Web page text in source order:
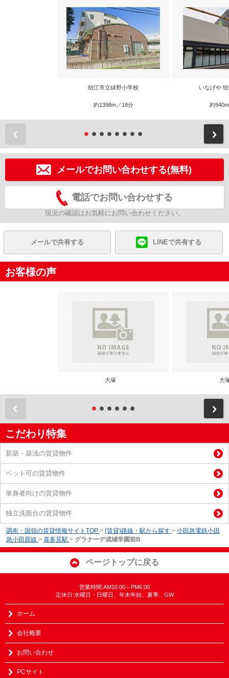
狛江市立緑野小学校
約1398m／18分
いなげや
約
メールでお問い合わせする(無料)
電話でお問い合わせする
現況の確認はお気軽にお問い合わせください。
メールで共有する LINEで共有する
お客様の声
大塚 大
こだわり特集
新築・築浅の賃貸物件
ペット可の賃貸物件
単身者向けの賃貸物件
独立洗面台の賃貸物件
調布・国領の賃貸情報サイトTOP > (賃貸)路線・駅から探す > 小田急電鉄小田
急小田原線 > 喜多見駅 > グラナーデ成城学園前B
ページトップに戻る
営業時間:AM10:00～PM6:00
定休日:水曜日・日曜日、年末年始、夏季、GW
ホーム
会社概要
お問い合わせ
PCサイト